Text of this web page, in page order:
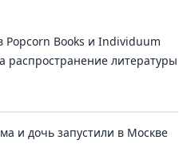
Popcorn Books и Individuum
распространение литературы
и дочь запустили в Москве